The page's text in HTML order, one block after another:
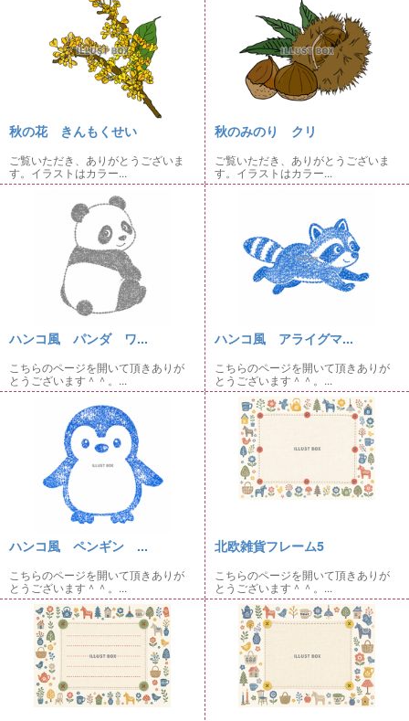
秋の花 きんもくせい
ご覧いただき、ありがとうございま
す。イラストはカラー...
秋のみのり クリ
ご覧いただき、ありがとうございま
す。イラストはカラー...
ハンコ風 パンダ ワ...
こちらのページを開いて頂きありが
とうございます＾＾。...
ハンコ風 アライグマ...
こちらのページを開いて頂きありが
とうございます＾＾。...
ハンコ風 ペンギン ...
こちらのページを開いて頂きありが
とうございます＾＾。...
北欧雑貨フレーム5
こちらのページを開いて頂きありが
とうございます＾＾。...